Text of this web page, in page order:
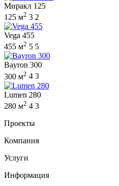
Миракл 125
125 м2 3 2
Vega 455
455 м2 5 5
Bayron 300
300 м2 4 3
Lumen 280
280 м2 4 3
Проекты
Компания
Услуги
Информация